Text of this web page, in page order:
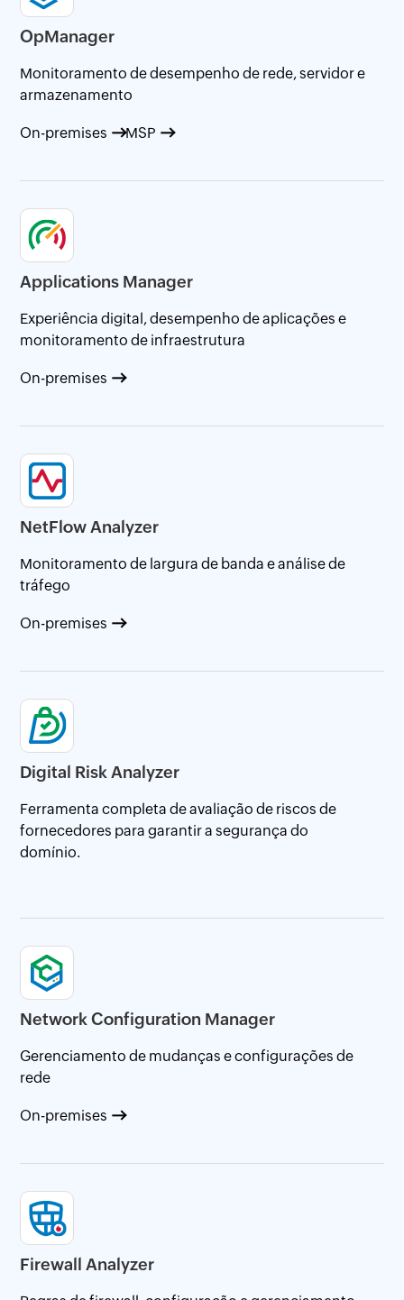
OpManager
Monitoramento de desempenho de rede, servidor e
armazenamento
On-premises MSP
Applications Manager
Experiência digital, desempenho de aplicações e
monitoramento de infraestrutura
On-premises
NetFlow Analyzer
Monitoramento de largura de banda e análise de
tráfego
On-premises
Digital Risk Analyzer
Ferramenta completa de avaliação de riscos de
fornecedores para garantir a segurança do
domínio.
Network Configuration Manager
Gerenciamento de mudanças e configurações de
rede
On-premises
Firewall Analyzer